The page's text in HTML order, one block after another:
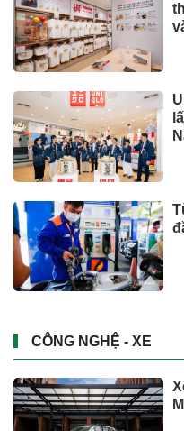
CÔNG NGHỆ - XE